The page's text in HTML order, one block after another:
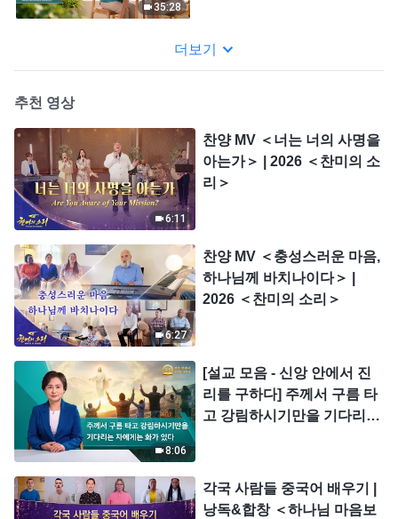
35:28
더보기
추천 영상
6:11
찬양 MV ＜너는 너의 사명을
아는가＞ | 2026 ＜찬미의 소
리＞
6:27
찬양 MV ＜충성스러운 마음,
하나님께 바치나이다＞ |
2026 ＜찬미의 소리＞
8:06
[설교 모음 - 신앙 안에서 진
리를 구하다] 주께서 구름 타
고 강림하시기만을 기다리는
각국 사람들 중국어 배우기 |
낭독&합창 ＜하나님 마음보